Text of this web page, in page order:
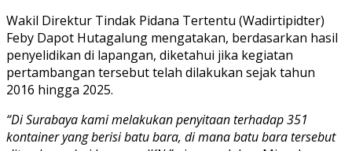
Wakil Direktur Tindak Pidana Tertentu (Wadirtipidter)
Feby Dapot Hutagalung mengatakan, berdasarkan hasil
penyelidikan di lapangan, diketahui jika kegiatan
pertambangan tersebut telah dilakukan sejak tahun
2016 hingga 2025.
“Di Surabaya kami melakukan penyitaan terhadap 351
kontainer yang berisi batu bara, di mana batu bara tersebut